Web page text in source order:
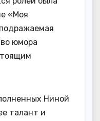
«Моя
юмора
Ниной
талант и